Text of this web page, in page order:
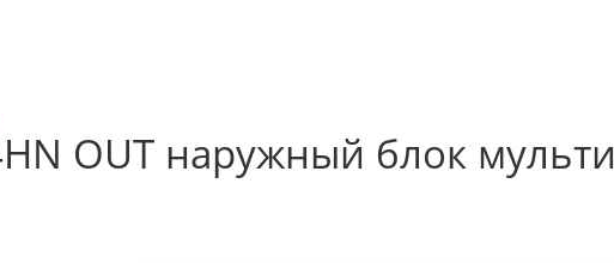
OUT наружный блок мульти